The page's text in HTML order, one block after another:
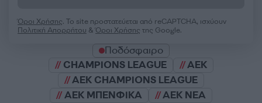
Όροι Χρήσης. Το site προστατεύεται από reCAPTCHA, ισχύουν
Πολιτική Απορρήτου &Όροι Χρήσης της Google.
Ποδόσφαιρο
CHAMPIONS LEAGUE
ΑΕΚ
ΑΕΚ CHAMPIONS LEAGUE
ΑΕΚ ΜΠΕΝΦΙΚΑ
ΑΕΚ ΝΕΑ